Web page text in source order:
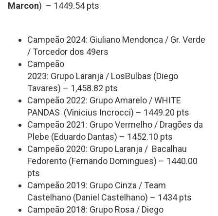
Marcon) – 1449.54 pts
Campeão 2024: Giuliano Mendonca / Gr. Verde
/ Torcedor dos 49ers
Campeão
2023: Grupo Laranja / LosBulbas (Diego
Tavares) – 1,458.82 pts
Campeão 2022: Grupo Amarelo / WHITE
PANDAS (Vinicius Incrocci) – 1449.20 pts
Campeão 2021: Grupo Vermelho / Dragões da
Plebe (Eduardo Dantas) – 1452.10 pts
Campeão 2020: Grupo Laranja / Bacalhau
Fedorento (Fernando Domingues) – 1440.00
pts
Campeão 2019: Grupo Cinza / Team
Castelhano (Daniel Castelhano) – 1434 pts
Campeão 2018: Grupo Rosa / Diego